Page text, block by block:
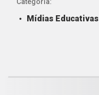
Mídias Educativas